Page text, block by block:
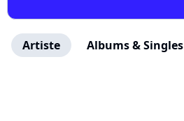
Artiste Albums & Singles